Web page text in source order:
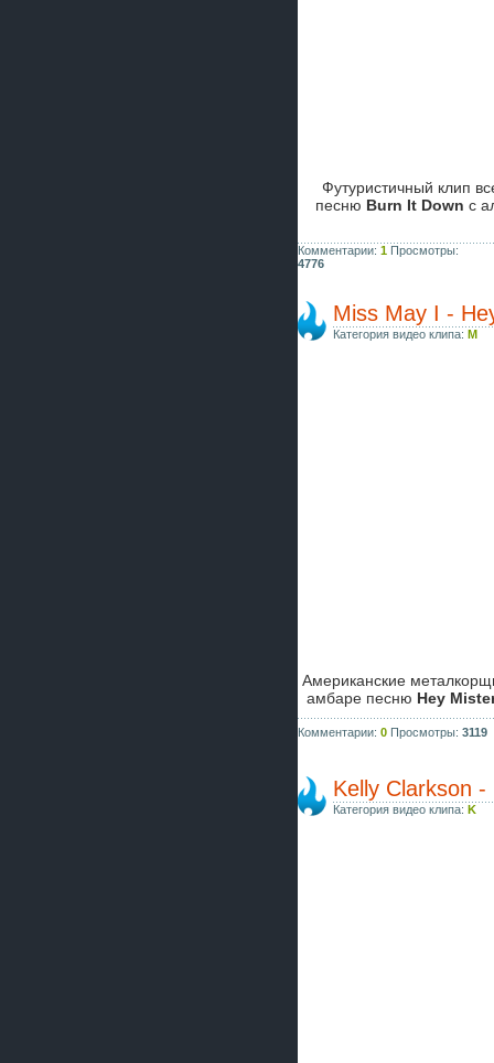
Футуристичный клип
песню Burn It Down с
Комментарии: 1 Просмотры:
4776
Miss May I -
Категория видео клипа: M
Американские
амбаре песню Hey
Комментарии: 0 Просмотры: 3119
Kelly Clarkson -
Категория видео клипа: K